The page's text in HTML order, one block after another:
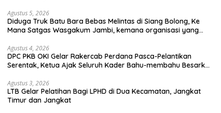
Agustus 5, 2026
Diduga Truk Batu Bara Bebas Melintas di Siang Bolong, Ke
Mana Satgas Wasgakum Jambi, kemana organisasi yang
Agustus 4, 2026
DPC PKB OKI Gelar Rakercab Perdana Pasca-Pelantikan
Serentak, Ketua Ajak Seluruh Kader Bahu-membahu Besarkan
Agustus 3, 2026
LTB Gelar Pelatihan Bagi LPHD di Dua Kecamatan, Jangkat
Timur dan Jangkat